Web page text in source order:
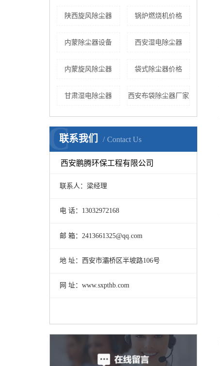
陕西旋风除尘器 锅炉燃烧机价格
内蒙除尘器设备 西安湿电除尘器
内蒙旋风除尘器 袋式除尘器价格
甘肃湿电除尘器 西安布袋除尘器厂家
联系我们 Contact Us
C
西安鹏腾环保工程有限公司
联系人：梁经理
电 话：13032972168
邮 箱：2413661325@qq.com
地 址：西安市灞桥区半坡路106号
网 址：www.sxpthb.com